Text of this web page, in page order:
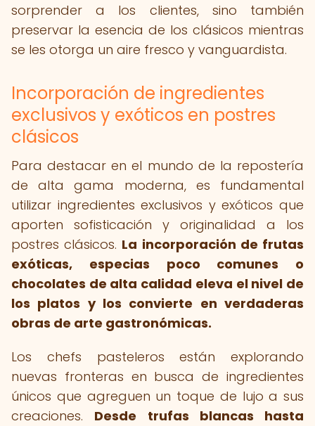
sorprender a los clientes, sino también
preservar la esencia de los clásicos mientras
se les otorga un aire fresco y vanguardista.
Incorporación de ingredientes
exclusivos y exóticos en postres
clásicos
Para destacar en el mundo de la repostería
de alta gama moderna, es fundamental
utilizar ingredientes exclusivos y exóticos que
aporten sofisticación y originalidad a los
postres clásicos. La incorporación de frutas
exóticas, especias poco comunes o
chocolates de alta calidad eleva el nivel de
los platos y los convierte en verdaderas
obras de arte gastronómicas.
Los chefs pasteleros están explorando
nuevas fronteras en busca de ingredientes
únicos que agreguen un toque de lujo a sus
creaciones. Desde trufas blancas hasta